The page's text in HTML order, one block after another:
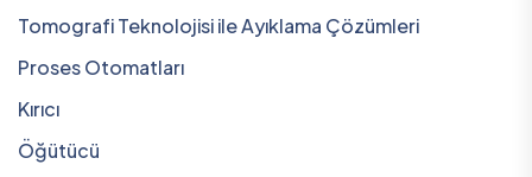
Tomografi Teknolojisi ile Ayıklama Çözümleri
Proses Otomatları
Kırıcı
Öğütücü